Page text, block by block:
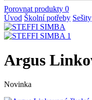
Porovnat produkty 0
Úvod Školní potřeby Sešity
Argus
Novinka